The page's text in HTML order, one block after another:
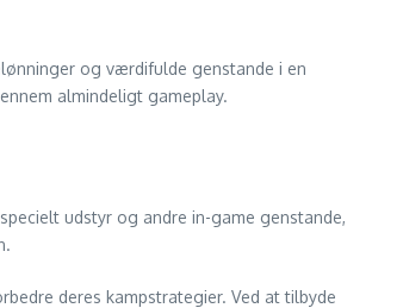
og værdifulde genstande i en
almindeligt gameplay.
udstyr og andre in-game genstande,
deres kampstrategier. Ved at tilbyde